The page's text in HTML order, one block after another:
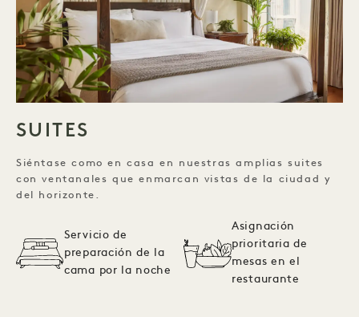
SUITES
Siéntase como en casa en nuestras amplias suites
con ventanales que enmarcan vistas de la ciudad y
del horizonte.
Servicio de
preparación de la
cama por la noche
Asignación
prioritaria de
mesas en el
restaurante